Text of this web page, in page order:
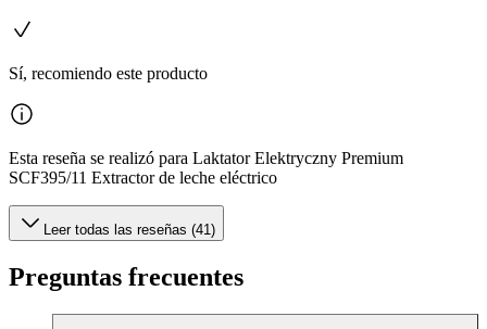
Sí, recomiendo este producto
Esta reseña se realizó para Laktator Elektryczny Premium
SCF395/11 Extractor de leche eléctrico
Leer todas las reseñas (41)
Preguntas frecuentes